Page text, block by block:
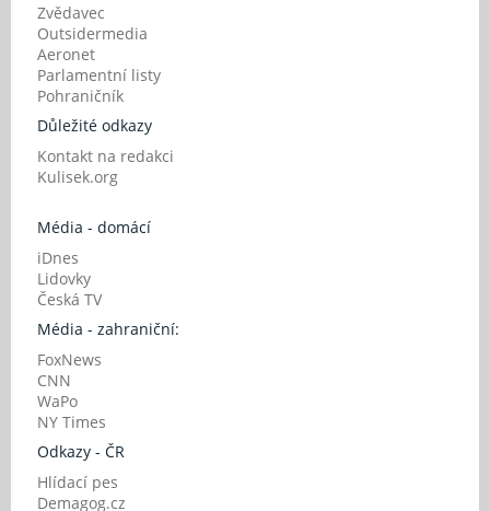
Zvědavec
Outsidermedia
Aeronet
Parlamentní listy
Pohraničník
Důležité odkazy
Kontakt na redakci
Kulisek.org
Média - domácí
iDnes
Lidovky
Česká TV
Média - zahraniční:
FoxNews
CNN
WaPo
NY Times
Odkazy - ČR
Hlídací pes
Demagog.cz